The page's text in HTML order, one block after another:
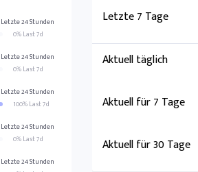
Letzte 24 Stunden
0% Last 7d
Letzte 24 Stunden
0% Last 7d
Letzte 24 Stunden
100% Last 7d
Letzte 24 Stunden
0% Last 7d
Letzte 24 Stunden
Letzte 7 Tage
Aktuell täglich
Aktuell für 7 Tage
Aktuell für 30 Tage